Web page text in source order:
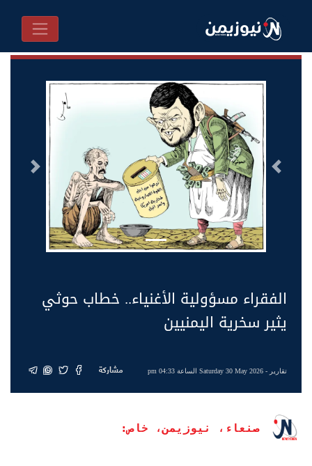
السابق التالى
الفقراء مسؤولية الأغنياء.. خطاب حوثي
يثير سخرية اليمنيين
تقارير - Saturday 30 May 2026 الساعة 04:33 pm مشاركة
صنعاء، نيوزيمن، خاص: